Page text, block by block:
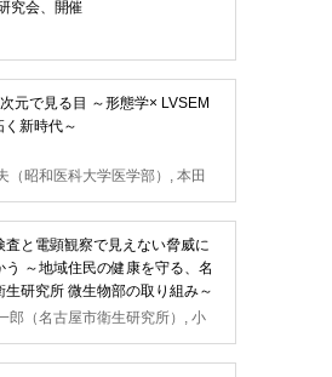
究会、開催
元で見る目 ～形態学× LVSEM
く新時代～
（昭和医科大学医学部）, 本田
和医科大学医学部）
査と電顕観察で見えない脅威に
う ～地域住民の健康を守る、名
生研究所 微生物部の取り組み～
郎（名古屋市衛生研究所）, 小
名古屋市衛生研究所）